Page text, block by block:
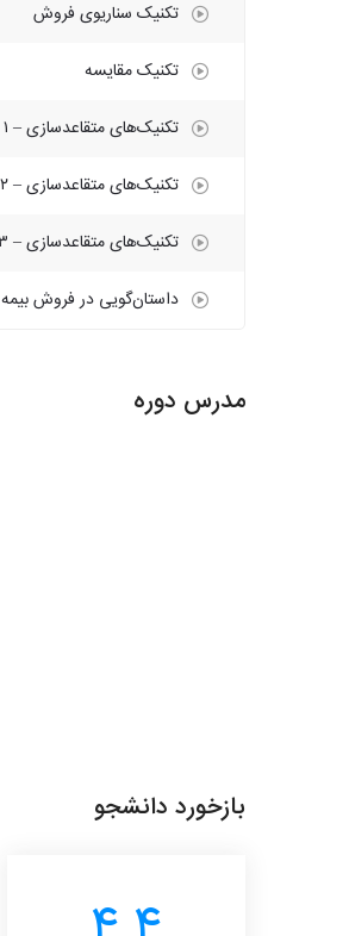
تکنیک سناریوی فروش
تکنیک مقایسه
تکنیک‌های متقاعدسازی – ۱
تکنیک‌های متقاعدسازی – ۲
تکنیک‌های متقاعدسازی – ۳
داستان‌گویی در فروش بیمه
مدرس دوره
بازخورد دانشجو